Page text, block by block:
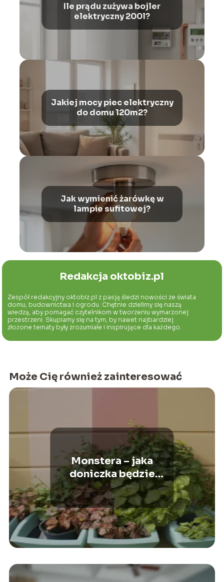
Ile prądu zużywa bojler
elektryczny 200l?
Jakiej mocy piec elektryczny
do domu 120m2?
Jak wymienić żarówkę w
lampie sufitowej?
Redakcja oktobiz.pl
Zespół redakcyjny oktobiz.pl z pasją śledzi nowości ze świata
domu, budownictwa i ogrodu. Chętnie dzielimy się naszą
wiedzą, aby pomagać czytelnikom w tworzeniu wymarzonej
przestrzeni. Skupiamy się na tym, by nawet najbardziej
złożone tematy były zrozumiałe i inspirujące dla każdego.
Może Cię również zainteresować
Monstera – jaka
doniczka będzie
najlepsza?